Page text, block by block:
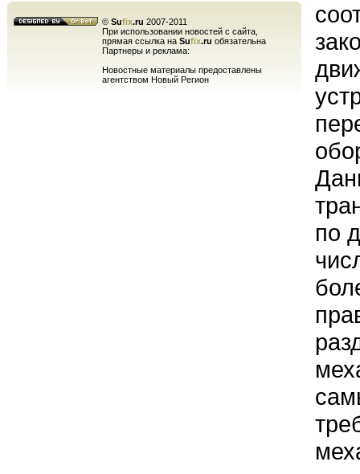
© Sufix.ru 2007-2011
При использовании новостей с сайта,
прямая ссылка на Sufix.ru обязательна
Партнеры и реклама:
Новостные материалы предоставлены
агентством Новый Регион
по